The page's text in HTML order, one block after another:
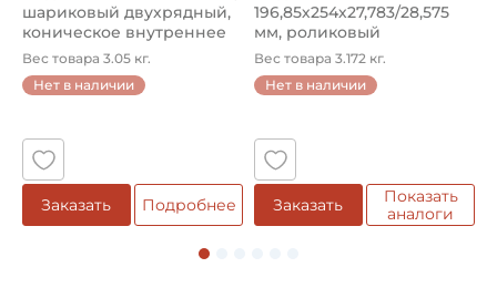
Тип цепи по конструкции:
Роликовая трехрядная
Стандарт DIN / ISO / ANSI:
Смазка:
Возможность дополнительной смазки
шариковый двухрядный,
коническое внутреннее
кол...
Вес товара 3.05 кг.
Нет в наличии
Заказать Подробнее
196,85х254х27,783/28,575
мм, роликовый
однорядный конический
...
Вес товара 3.172 кг.
Нет в наличии
Заказать
Показать
аналоги